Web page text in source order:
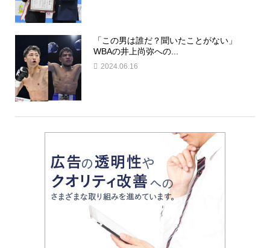
「この男は誰だ？聞いたことがない」
WBAの井上尚弥への...
2024.06.16